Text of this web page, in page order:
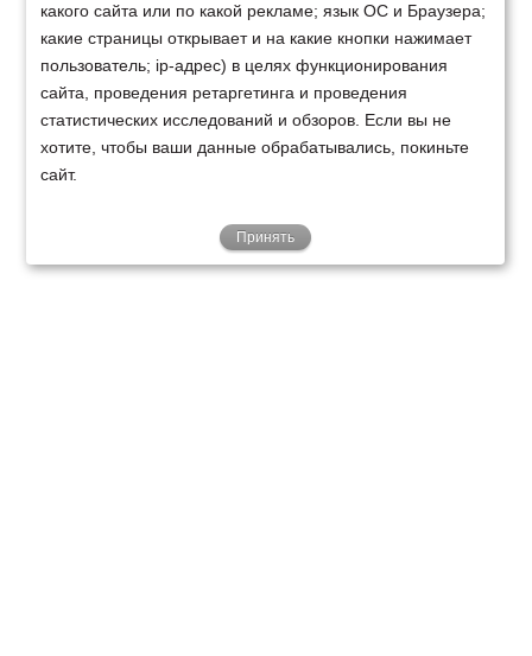
какого сайта или по какой рекламе; язык ОС и Браузера;
какие страницы открывает и на какие кнопки нажимает
пользователь; ip-адрес) в целях функционирования
сайта, проведения ретаргетинга и проведения
статистических исследований и обзоров. Если вы не
хотите, чтобы ваши данные обрабатывались, покиньте
сайт.
Принять